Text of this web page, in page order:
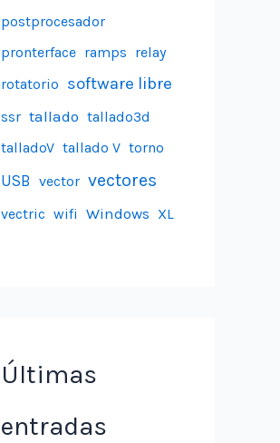
postprocesador
pronterface ramps relay
rotatorio software libre
ssr tallado tallado3d
talladoV tallado V torno
USB vector vectores
vectric wifi Windows XL
Últimas
entradas